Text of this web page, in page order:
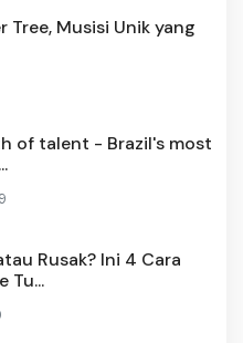
Tree, Musisi Unik yang
of talent - Brazil's most
Rusak? Ini 4 Cara
Tu...